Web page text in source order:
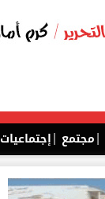
|مجتمع |إجتماعيات